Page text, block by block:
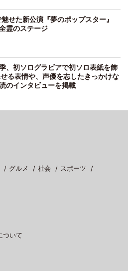
せた新公演『夢のポップスター』
霊のステージ
、初ソログラビアで初ソロ表紙を飾
る表情や、声優を志したきっかけな
のインタビューを掲載
グルメ 社会
スポーツ
ついて